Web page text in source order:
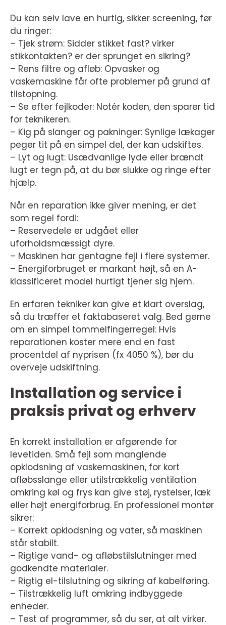
Du kan selv lave en hurtig, sikker screening, før
du ringer:
– Tjek strøm: Sidder stikket fast? virker
stikkontakten? er der sprunget en sikring?
– Rens filtre og afløb: Opvasker og
vaskemaskine får ofte problemer på grund af
tilstopning.
– Se efter fejlkoder: Notér koden, den sparer tid
for teknikeren.
– Kig på slanger og pakninger: Synlige lækager
peger tit på en simpel del, der kan udskiftes.
– Lyt og lugt: Usædvanlige lyde eller brændt
lugt er tegn på, at du bør slukke og ringe efter
hjælp.
Når en reparation ikke giver mening, er det
som regel fordi:
– Reservedele er udgået eller
uforholdsmæssigt dyre.
– Maskinen har gentagne fejl i flere systemer.
– Energiforbruget er markant højt, så en A-
klassificeret model hurtigt tjener sig hjem.
En erfaren tekniker kan give et klart overslag,
så du træffer et faktabaseret valg. Bed gerne
om en simpel tommelfingerregel: Hvis
reparationen koster mere end en fast
procentdel af nyprisen (fx 4050 %), bør du
overveje udskiftning.
Installation og service i
praksis privat og erhverv
En korrekt installation er afgørende for
levetiden. Små fejl som manglende
opklodsning af vaskemaskinen, for kort
afløbsslange eller utilstrækkelig ventilation
omkring køl og frys kan give støj, rystelser, læk
eller højt energiforbrug. En professionel montør
sikrer:
– Korrekt opklodsning og vater, så maskinen
står stabilt.
– Rigtige vand- og afløbstilslutninger med
godkendte materialer.
– Rigtig el-tilslutning og sikring af kabelføring.
– Tilstrækkelig luft omkring indbyggede
enheder.
– Test af programmer, så du ser, at alt virker.